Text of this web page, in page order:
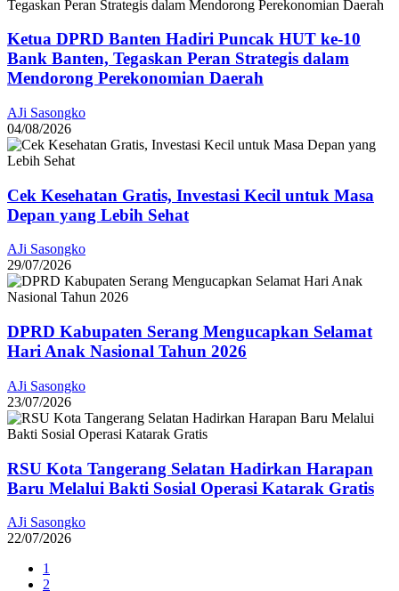
Ketua DPRD Banten Hadiri Puncak HUT ke-10
Bank Banten, Tegaskan Peran Strategis dalam
Mendorong Perekonomian Daerah
AJi Sasongko
04/08/2026
Cek Kesehatan Gratis, Investasi Kecil untuk Masa
Depan yang Lebih Sehat
AJi Sasongko
29/07/2026
DPRD Kabupaten Serang Mengucapkan Selamat
Hari Anak Nasional Tahun 2026
AJi Sasongko
23/07/2026
RSU Kota Tangerang Selatan Hadirkan Harapan
Baru Melalui Bakti Sosial Operasi Katarak Gratis
AJi Sasongko
22/07/2026
1
2